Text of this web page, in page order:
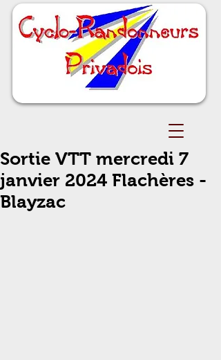
Sortie VTT mercredi 7
janvier 2024 Flachères -
Blayzac